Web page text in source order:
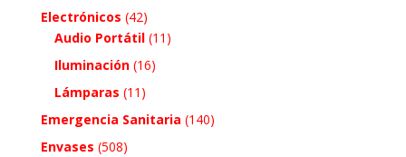
Electrónicos (42)
Audio Portátil (11)
Iluminación (16)
Lámparas (11)
Emergencia Sanitaria (140)
Envases (508)